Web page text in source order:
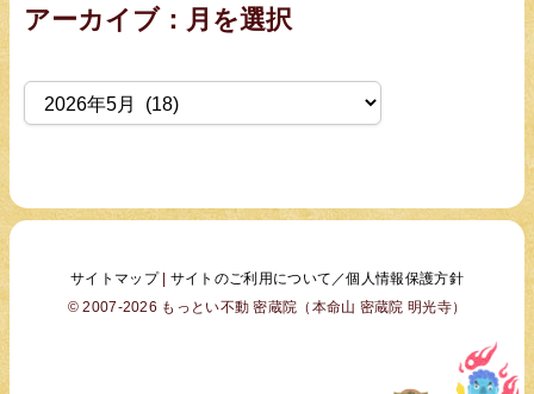
アーカイブ：月を選択
ー
ブ
サイトマップ| サイトのご利用について／個人情報保護方針
© 2007-2026 もっとい不動 密蔵院（本命山 密蔵院 明光寺）